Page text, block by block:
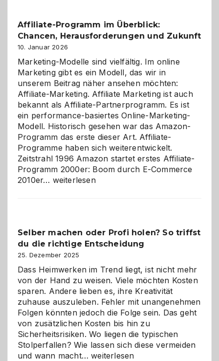
Affiliate-Programm im Überblick:
Chancen, Herausforderungen und Zukunft
10. Januar 2026
Marketing-Modelle sind vielfältig. Im online
Marketing gibt es ein Modell, das wir in
unserem Beitrag näher ansehen möchten:
Affiliate-Marketing. Affiliate Marketing ist auch
bekannt als Affiliate-Partnerprogramm. Es ist
ein performance-basiertes Online-Marketing-
Modell. Historisch gesehen war das Amazon-
Programm das erste dieser Art. Affiliate-
Programme haben sich weiterentwickelt.
Zeitstrahl 1996 Amazon startet erstes Affiliate-
Programm 2000er: Boom durch E-Commerce
2010er… Affiliate-
Herausforderungen
und
Zukunft
weiterlesen
Selber machen oder Profi holen? So triffst
du die richtige Entscheidung
25. Dezember 2025
Dass Heimwerken im Trend liegt, ist nicht mehr
von der Hand zu weisen. Viele möchten Kosten
sparen. Andere lieben es, ihre Kreativität
zuhause auszuleben. Fehler mit unangenehmen
Folgen könnten jedoch die Folge sein. Das geht
von zusätzlichen Kosten bis hin zu
Sicherheitsrisiken. Wo liegen die typischen
Stolperfallen? Wie lassen sich diese vermeiden
und wann macht…Selber
weiterlesen